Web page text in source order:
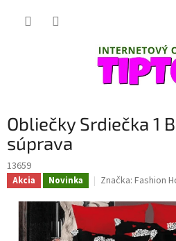
Obliečky Srdiečka 1
súprava
13659
Akcia Novinka Značka: Fashion